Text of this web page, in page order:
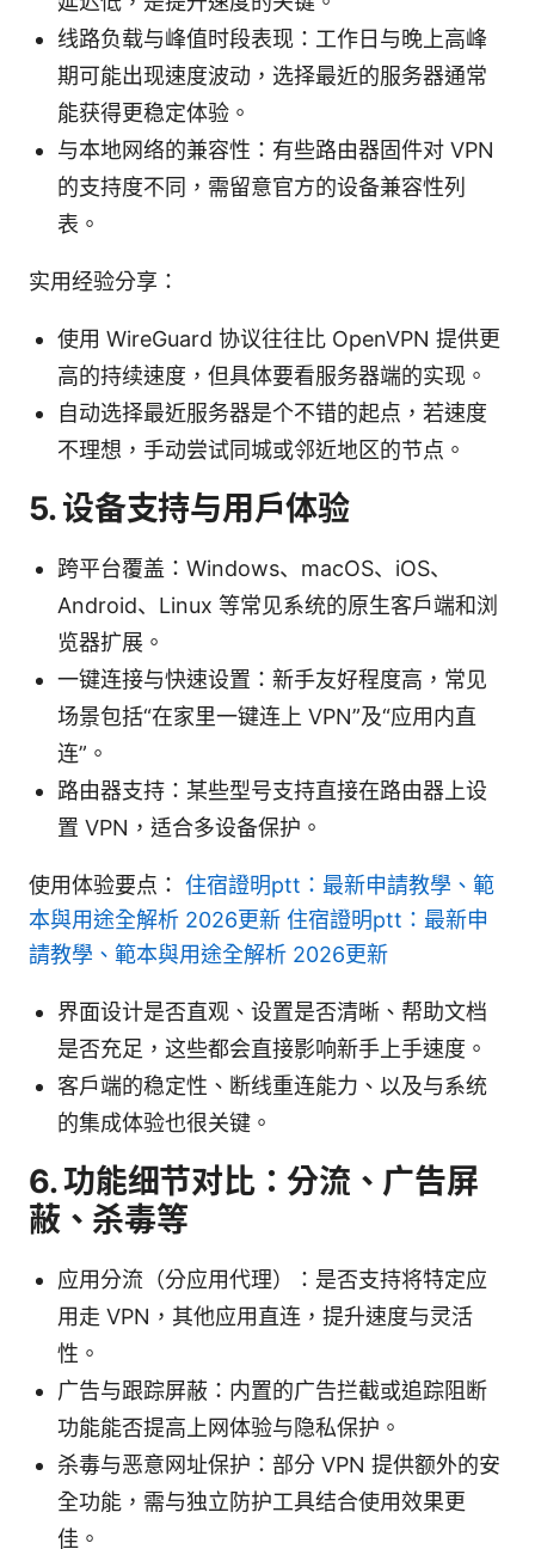
线路负载与峰值时段表现：工作日与晚上高峰
期可能出现速度波动，选择最近的服务器通常
能获得更稳定体验。
与本地网络的兼容性：有些路由器固件对 VPN
的支持度不同，需留意官方的设备兼容性列
表。
实用经验分享：
使用 WireGuard 协议往往比 OpenVPN 提供更
高的持续速度，但具体要看服务器端的实现。
自动选择最近服务器是个不错的起点，若速度
不理想，手动尝试同城或邻近地区的节点。
5. 设备支持与用户体验
跨平台覆盖：Windows、macOS、iOS、
Android、Linux 等常见系统的原生客户端和浏
览器扩展。
一键连接与快速设置：新手友好程度高，常见
场景包括“在家里一键连上 VPN”及“应用内直
连”。
路由器支持：某些型号支持直接在路由器上设
置 VPN，适合多设备保护。
使用体验要点： 住宿證明ptt：最新申請教學、範
本與用途全解析 2026更新 住宿證明ptt：最新申
請教學、範本與用途全解析 2026更新
界面设计是否直观、设置是否清晰、帮助文档
是否充足，这些都会直接影响新手上手速度。
客户端的稳定性、断线重连能力、以及与系统
的集成体验也很关键。
6. 功能细节对比：分流、广告屏
蔽、杀毒等
应用分流（分应用代理）：是否支持将特定应
用走 VPN，其他应用直连，提升速度与灵活
性。
广告与跟踪屏蔽：内置的广告拦截或追踪阻断
功能能否提高上网体验与隐私保护。
杀毒与恶意网址保护：部分 VPN 提供额外的安
全功能，需与独立防护工具结合使用效果更
佳。